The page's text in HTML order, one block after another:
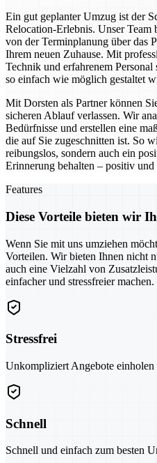
Ein gut geplanter Umzug ist der
Relocation-Erlebnis. Unser
von der Terminplanung über das
Ihrem neuen Zuhause. Mit
Technik und erfahrenem
so einfach wie möglich gestaltet
Mit Dorsten als Partner können
sicheren Ablauf verlassen. Wir
Bedürfnisse und erstellen eine
die auf Sie zugeschnitten ist. So
reibungslos, sondern auch ein
Erinnerung behalten – positiv und
Features
Diese Vorteile bieten wir
Wenn Sie mit uns umziehen
Vorteilen. Wir bieten Ihnen nicht
auch eine Vielzahl von
einfacher und stressfreier machen.
Stressfrei
Unkompliziert Angebote einholen
Schnell
Schnell und einfach zum besten